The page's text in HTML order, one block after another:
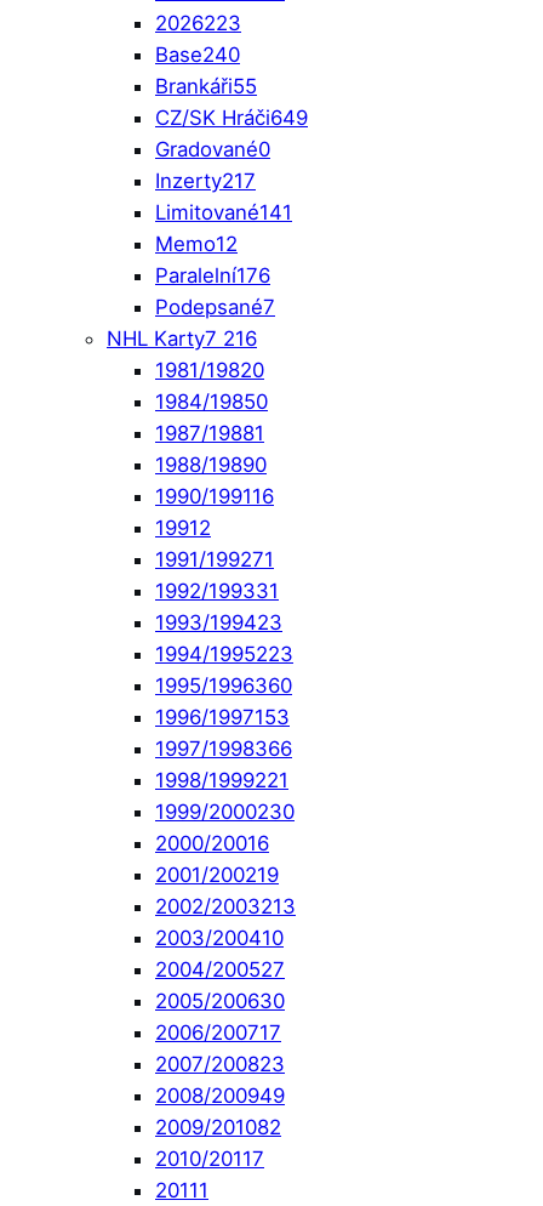
2026223
Base240
Brankáři55
CZ/SK Hráči649
Gradované0
Inzerty217
Limitované141
Memo12
Paralelní176
Podepsané7
NHL Karty7 216
1981/19820
1984/19850
1987/19881
1988/19890
1990/199116
19912
1991/199271
1992/199331
1993/199423
1994/1995223
1995/1996360
1996/1997153
1997/1998366
1998/1999221
1999/2000230
2000/20016
2001/200219
2002/2003213
2003/200410
2004/200527
2005/200630
2006/200717
2007/200823
2008/200949
2009/201082
2010/20117
20111